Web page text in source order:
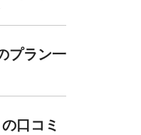
プラン一
口コミ